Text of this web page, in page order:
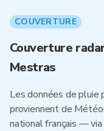
COUVERTURE
Couverture
Mestras
Les données de pluie
proviennent de
national français —